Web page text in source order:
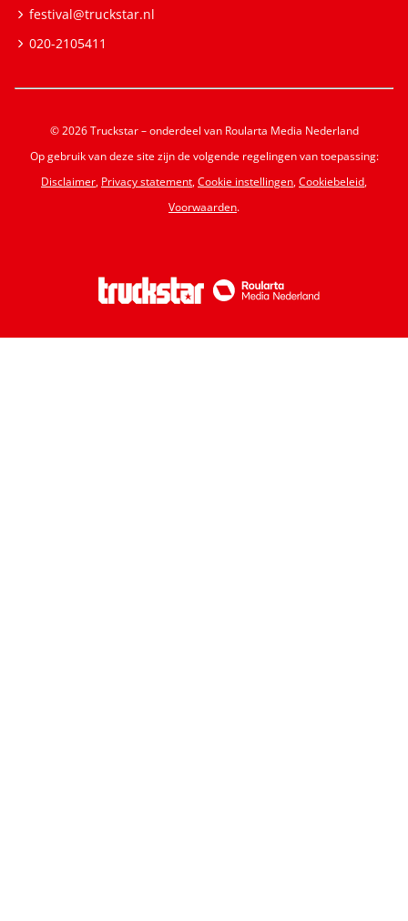
festival@truckstar.nl
020-2105411
© 2026 Truckstar – onderdeel van Roularta Media Nederland
Op gebruik van deze site zijn de volgende regelingen van toepassing:
Disclaimer, Privacy statement,Cookie instellingen,Cookiebeleid,
Voorwaarden.